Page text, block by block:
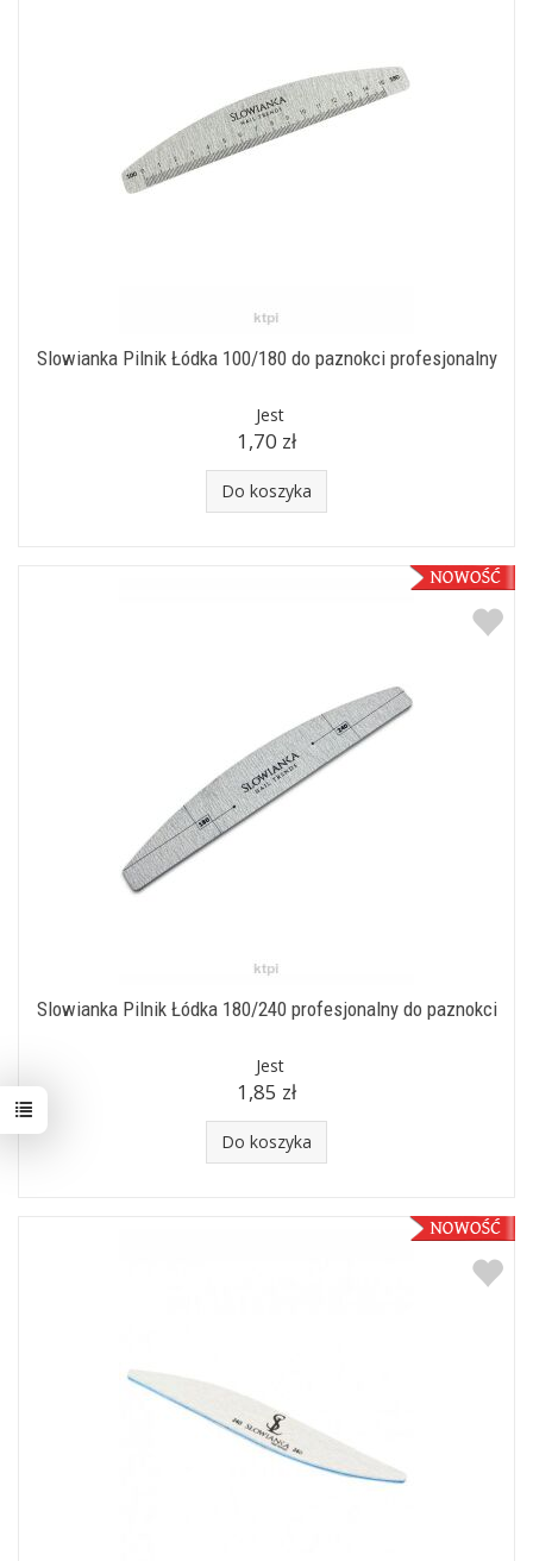
Slowianka Pilnik Łódka 100/180 do paznokci profesjonalny
Jest
1,70 zł
Do koszyka
Slowianka Pilnik Łódka 180/240 profesjonalny do paznokci
Jest
1,85 zł
Do koszyka